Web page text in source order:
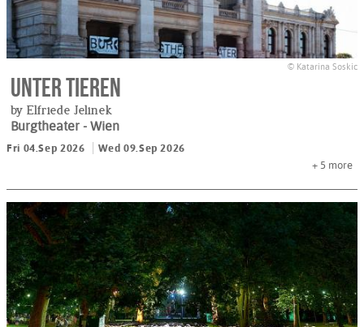
© Katarina Soskic
Unter Tieren
by Elfriede Jelinek
Burgtheater - Wien
Fri 04.Sep 2026
Wed 09.Sep 2026
+ 5 more